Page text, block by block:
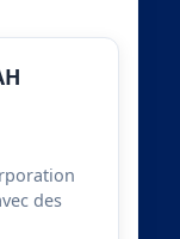
des